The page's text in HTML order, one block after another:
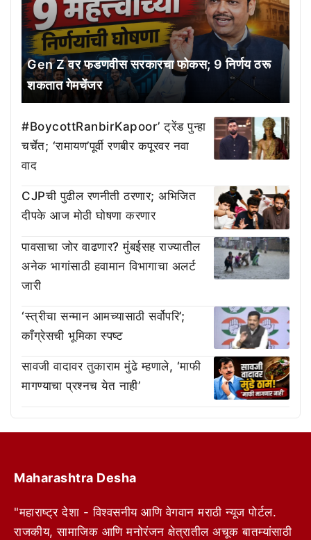
Gen Z वर फडणवीस सरकारचा फोकस; 9 निर्णय ठरू
शकतात गेमचेंजर
#BoycottRanbirKapoor’ ट्रेंड पुन्हा
चर्चेत; ‘रामायण’पूर्वी रणबीर कपूरवर नवा
वाद
CJPची पुढील रणनीती ठरणार; अभिजित
दीपके आज मोठी घोषणा करणार
पावसाचा जोर वाढणार? मुंबईसह राज्यातील
अनेक भागांसाठी हवामान विभागाचा अलर्ट
जारी
‘स्त्रीचा सन्मान आमच्यासाठी सर्वोपरि’;
काँग्रेसची भूमिका स्पष्ट
सावजी वादावर तुकाराम मुंढे म्हणाले, ‘माफी
मागण्याचा प्रश्नच येत नाही’
Maharashtra Desha
"महाराष्ट्र देशा - विश्वसनीय आणि वेगवान मराठी न्यूज पोर्टल.
राजकीय, सामाजिक आणि मनोरंजन क्षेत्रातील अचूक बातम्यांसाठी